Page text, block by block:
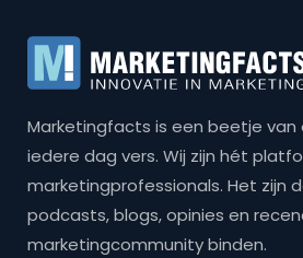
Marketingfacts is een beetje van
iedere dag vers. Wij zijn hét
marketingprofessionals. Het zijn
podcasts, blogs, opinies en
marketingcommunity binden.